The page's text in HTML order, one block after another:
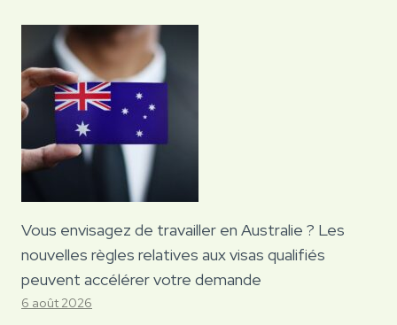
Vous envisagez de travailler en Australie ? Les
nouvelles règles relatives aux visas qualifiés
peuvent accélérer votre demande
6 août 2026